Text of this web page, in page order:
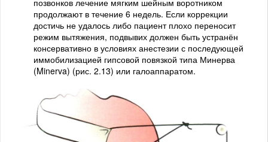
продолжают в течение 6 недель. Если коррекции
достичь не удалось либо пациент плохо переносит
режим вытяжения, подвывих должен быть устранён
консервативно в условиях анестезии с последующей
иммобилизацией гипсовой повязкой типа Минерва
(Minerva) (рис. 2.13) или галоаппаратом.